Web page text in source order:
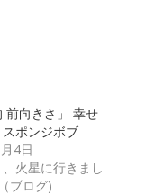
前向きさ」 幸せ
ポンジボブ
4日
、火星に行きまし
ブログ)